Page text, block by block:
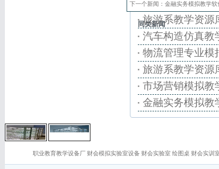
下一个新闻： 金融实务模拟教学
同类新闻
旅游系教学资源
汽车构造仿真教
物流管理专业模
旅游系教学资源
市场营销模拟教
金融实务模拟教
职业教育教学设备厂 财会模拟实验室设备 财会实验室 绘图桌 财会实训